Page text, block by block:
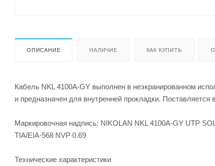
ОПИСАНИЕ НАЛИЧИЕ КАК КУПИТЬ
Кабель NKL 4100A-GY выполнен в неэкранированном
и предназначен для внутренней прокладки.
Маркировочная надпись: NIKOLAN NKL 4100A-GY UTP
TIA/EIA-568 NVP 0.69
Технические характеристики